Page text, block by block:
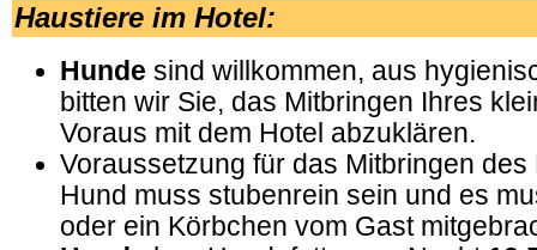
Haustiere im Hotel:
Hunde sind willkommen, aus
bitten wir Sie, das Mitbringen Ihres
Voraus mit dem Hotel abzuklären.
Voraussetzung für das Mitbringen des
Hund muss stubenrein sein und es
oder ein Körbchen vom Gast